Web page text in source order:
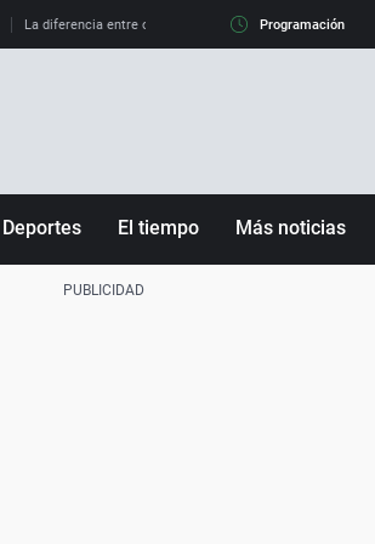
La diferencia entre observar el eclipse al 99% y al 100%
Programación
Deportes El tiempo Más noticias